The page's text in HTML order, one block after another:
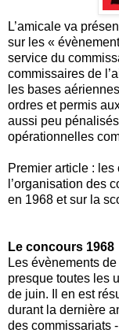
L’amicale va
sur les «
service du
commissaires de
les bases
ordres et permis
aussi peu
opérationnelles
Premier article :
l’organisation des
en 1968 et sur la
Le concours 1968
Les évènements
presque toutes les
de juin. Il en est
durant la dernière
des commissariats